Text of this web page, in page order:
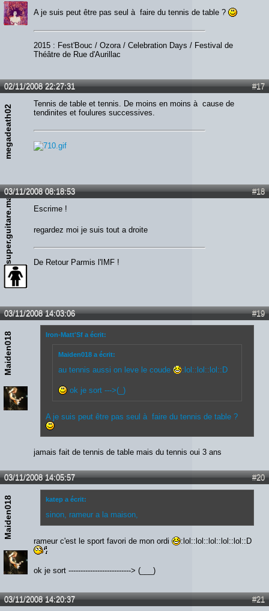
A je suis peut être pas seul à faire du tennis de table ?
2015 : Fest'Bouc / Ozora / Celebration Days / Festival de
Théâtre de Rue d'Aurillac
#17
02/11/2008 22:27:31
megadeath02
Tennis de table et tennis. De moins en moins à cause de
tendinites et foulures successives.
#18
03/11/2008 08:18:53
super.guitare.man Escrime !
regardez moi je suis tout a droite
De Retour Parmis l'IMF !
#19
03/11/2008 14:03:06
Maiden018 Iron-Matt'Sf a écrit:
Maiden018 a écrit:
au tennis aussi on leve le coude :lol::lol::lol::D
ok je sort --->(_)
A je suis peut être pas seul à faire du tennis de table ?
jamais fait de tennis de table mais du tennis oui 3 ans
#20
03/11/2008 14:05:57
Maiden018 katep a écrit:
sinon, rameur a la maison,
rameur c'est le sport favori de mon ordi :lol::lol::lol::lol::lol::D
ok je sort --------------------------> (___)
#21
03/11/2008 14:20:37